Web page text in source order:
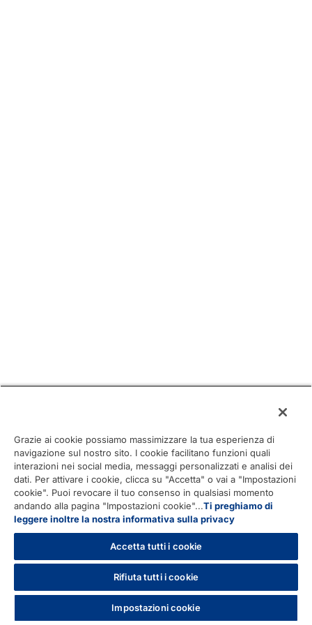
Grazie ai cookie possiamo massimizzare la tua esperienza di
navigazione sul nostro sito. I cookie facilitano funzioni quali
interazioni nei social media, messaggi personalizzati e analisi dei
dati. Per attivare i cookie, clicca su "Accetta" o vai a "Impostazioni
cookie". Puoi revocare il tuo consenso in qualsiasi momento
andando alla pagina "Impostazioni cookie"...Ti preghiamo di
leggere inoltre la nostra informativa sulla privacy
Accetta tutti i cookie
Rifiuta tutti i cookie
Impostazioni cookie